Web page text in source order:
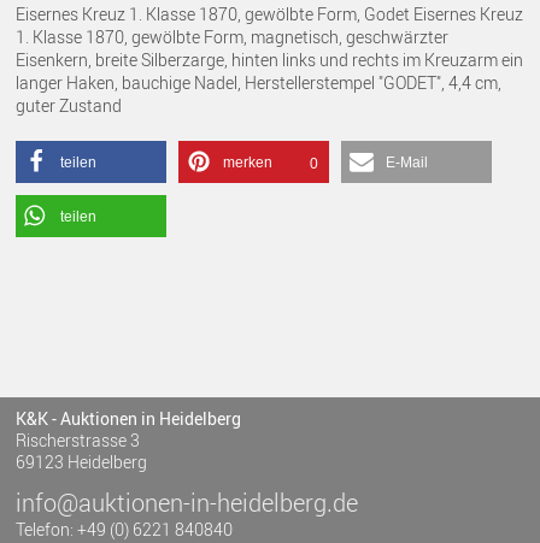
Eisernes Kreuz 1. Klasse 1870, gewölbte Form, Godet Eisernes Kreuz
1. Klasse 1870, gewölbte Form, magnetisch, geschwärzter
Eisenkern, breite Silberzarge, hinten links und rechts im Kreuzarm ein
langer Haken, bauchige Nadel, Herstellerstempel "GODET", 4,4 cm,
guter Zustand
teilen merken 0 E-Mail
teilen
K&K - Auktionen in Heidelberg
Rischerstrasse 3
69123 Heidelberg
info@auktionen-in-heidelberg.de
Telefon: +49 (0) 6221 840840